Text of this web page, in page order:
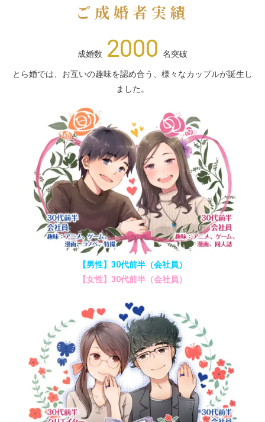
ご成婚者実績
成婚数 2000 名突破
とら婚では、お互いの趣味を認め合う、様々なカップルが誕生し
ました。
【男性】30代前半（会社員）
【女性】30代前半（会社員）